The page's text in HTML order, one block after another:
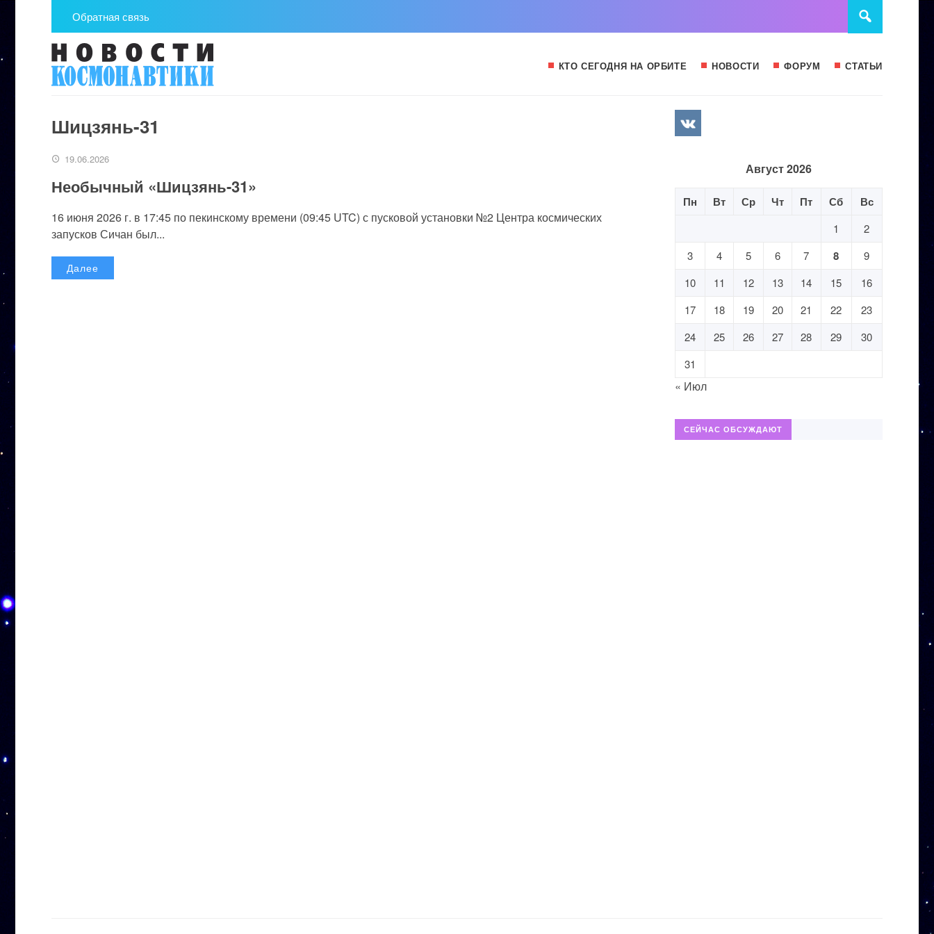
Обратная связь
КТО СЕГОДНЯ НА ОРБИТЕ НОВОСТИ ФОРУМ СТАТЬИ
Шицзянь-31
19.06.2026
Необычный «Шицзянь-31»
16 июня 2026 г. в 17:45 по пекинскому времени (09:45 UTC) с пусковой установки №2 Центра космических
запусков Сичан был...
Далее
Август 2026
Пн Вт Ср Чт Пт Сб Вс
1
2
3
4 5 6 7 8
9
10
11 12 13 14 15
16
17
18 19 20 21 22
23
24
25 26 27 28 29
30
31
« Июл
СЕЙЧАС ОБСУЖДАЮТ